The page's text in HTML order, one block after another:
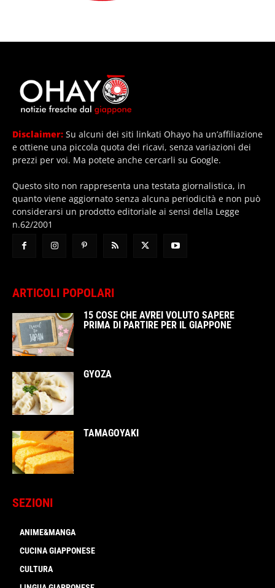
Disclaimer: Su alcuni dei siti linkati Ohayo ha un’affiliazione
e ottiene una piccola quota dei ricavi, senza variazioni dei
prezzi per voi. Ma potete anche cercarli su Google.
Questo sito non rappresenta una testata giornalistica, in
quanto viene aggiornato senza alcuna periodicità e non può
considerarsi un prodotto editoriale ai sensi della Legge
n.62/2001
ARTICOLI POPOLARI
15 COSE CHE AVREI VOLUTO SAPERE
PRIMA DI PARTIRE PER IL GIAPPONE
GYOZA
TAMAGOYAKI
SEZIONI
ANIME&MANGA
CUCINA GIAPPONESE
CULTURA